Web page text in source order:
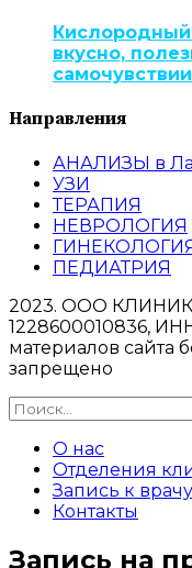
вкусно,
Направления
АНАЛИЗЫ в
УЗИ
ТЕРАПИЯ
НЕВРОЛОГИЯ
ПЕДИАТРИЯ
2023. ООО
1228600010836,
материалов сайта
запрещено
О нас
Отделения
Запись к врачу
Контакты
Запись на